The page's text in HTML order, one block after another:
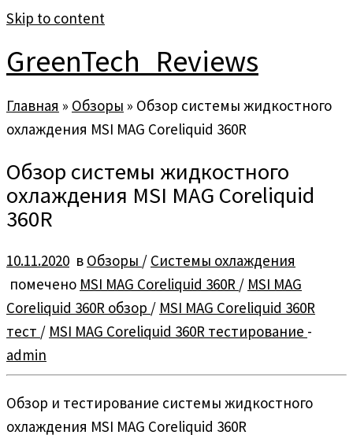
Skip to content
GreenTech_Reviews
Главная » Обзоры » Обзор системы жидкостного
охлаждения MSI MAG Coreliquid 360R
Обзор системы жидкостного
охлаждения MSI MAG Coreliquid
360R
10.11.2020 в Обзоры / Системы охлаждения
помечено MSI MAG Coreliquid 360R / MSI MAG
Coreliquid 360R обзор / MSI MAG Coreliquid 360R
тест / MSI MAG Coreliquid 360R тестирование -
admin
Обзор и тестирование системы жидкостного
охлаждения MSI MAG Coreliquid 360R